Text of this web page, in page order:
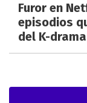
Furor en
episodios
del K-drama